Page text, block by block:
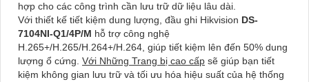
hợp cho các công trình cần lưu trữ dữ liệu lâu dài.
Với thiết kế tiết kiệm dung lượng, đầu ghi Hikvision DS-
7104NI-Q1/4P/M hỗ trợ công nghệ
H.265+/H.265/H.264+/H.264, giúp tiết kiệm lên đến 50% dung
lượng ổ cứng. Với Những Trang bị cao cấp sẽ giúp bạn tiết
kiệm không gian lưu trữ và tối ưu hóa hiệu suất của hệ thống